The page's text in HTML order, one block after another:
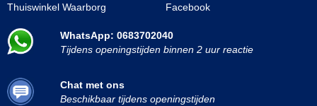
Thuiswinkel Waarborg
Facebook
WhatsApp: 0683702040
Tijdens openingstijden binnen 2 uur reactie
Chat met ons
Beschikbaar tijdens openingstijden